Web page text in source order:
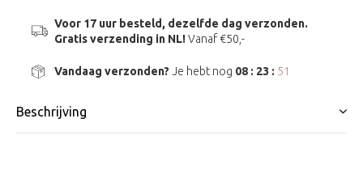
Voor 17 uur besteld, dezelfde dag verzonden.
Gratis verzending in NL!Vanaf €50,-
Vandaag verzonden? Je hebt nog 08 : 23 : 51
Beschrijving